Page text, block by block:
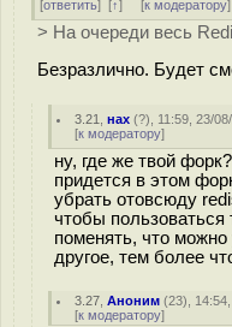
[ответить] [↑] [к модератору]
> На очереди весь
Безразлично. Будет
3.21 ,нах (?), 11:59, 23/
[к модератору]
ну, где же твой
придется в этом
убрать отовсюду
чтобы пользоваться
поменять, что
другое, тем более
3.27 ,Аноним (23),
[к модератору]